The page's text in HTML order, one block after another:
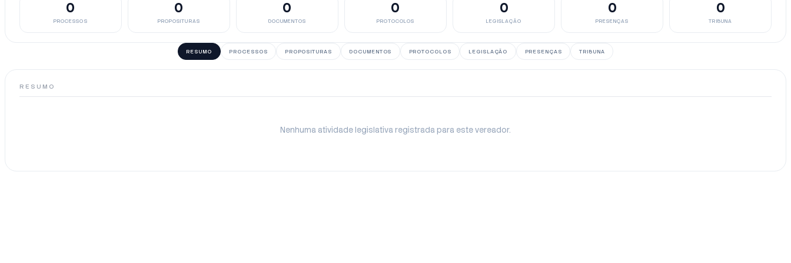
0
PROCESSOS
0
PROPOSITURAS
0
DOCUMENTOS
0
PROTOCOLOS
0
LEGISLAÇÃO
0
PRESENÇAS
0
TRIBUNA
RESUMO PROCESSOS PROPOSITURAS DOCUMENTOS PROTOCOLOS LEGISLAÇÃO PRESENÇAS TRIBUNA
RESUMO
Nenhuma atividade legislativa registrada para este vereador.